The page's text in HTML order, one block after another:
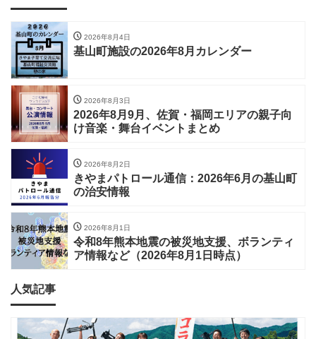
2026年8月4日
基山町施設の2026年8月カレンダー
2026年8月3日
2026年8月9月、佐賀・福岡エリアの親子向
け音楽・舞台イベントまとめ
2026年8月2日
きやまパトロール通信：2026年6月の基山町
の治安情報
2026年8月1日
令和8年熊本地震の被災地支援、ボランティ
ア情報など（2026年8月1日時点）
人気記事